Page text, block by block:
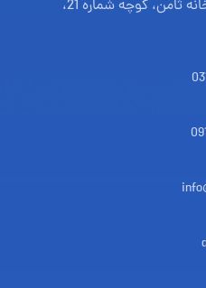
فلسطین، روبروی داروخانه ثامن، کوچه شماره 21،